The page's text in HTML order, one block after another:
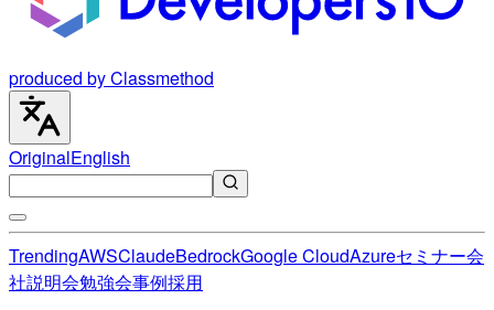
produced by Classmethod
OriginalEnglish
TrendingAWSClaudeBedrockGoogle CloudAzureセミナー会
社説明会勉強会事例採用